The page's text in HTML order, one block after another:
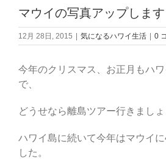
マウイの写真アップします
12月 28日, 2015 気になるハワイ生活 0
今年のクリスマス、お正月もハ
で、
どうせなら離島ツアー行きましょ
ハワイ島に続いて今年はマウイ
した。